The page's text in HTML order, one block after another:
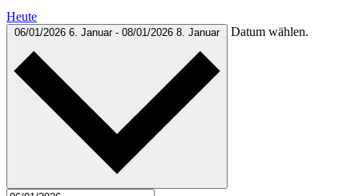
Heute
06/01/2026 6. Januar - 08/01/2026 8. Januar Datum wählen.